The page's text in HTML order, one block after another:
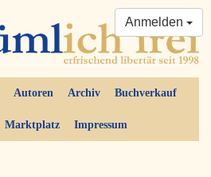
Autoren Archiv Buchverkauf
Marktplatz Impressum
Anmelden